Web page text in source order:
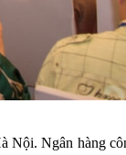
Ngân hàng